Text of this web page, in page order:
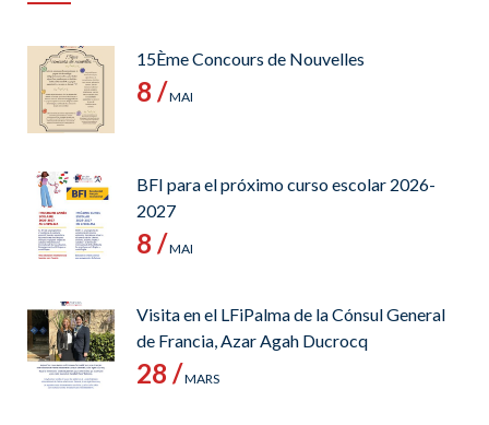
15Ème Concours de Nouvelles
8 /MAI
BFI para el próximo curso escolar 2026-
2027
8 /MAI
Visita en el LFiPalma de la Cónsul General
de Francia, Azar Agah Ducrocq
28 /MARS